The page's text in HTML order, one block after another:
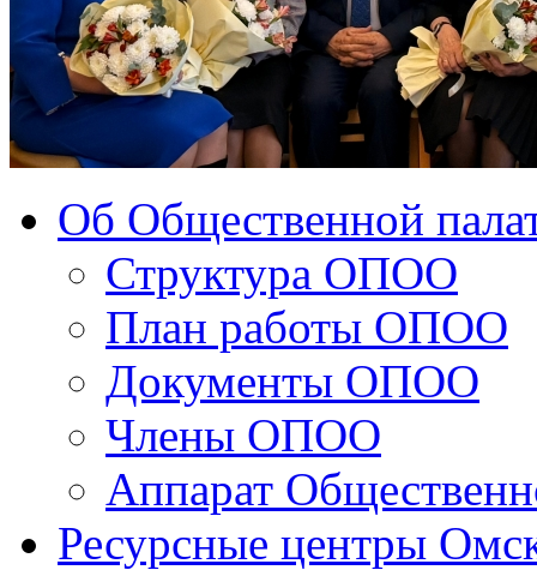
Об Общественной
Структура ОПОО
План работы ОПОО
Документы ОПОО
Члены ОПОО
Аппарат
Ресурсные центры